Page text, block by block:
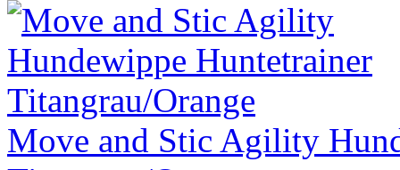
Move and Stic Agility